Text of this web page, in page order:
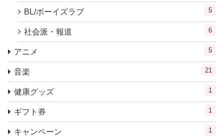
BL/ボーイズラブ 5
社会派・報道 6
アニメ 5
音楽 21
健康グッズ 1
ギフト券 1
キャンペーン 1